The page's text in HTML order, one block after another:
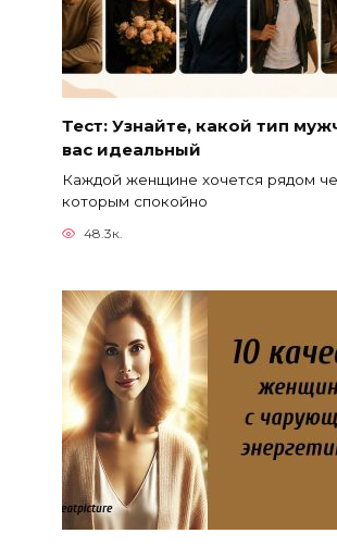
Тест: Узнайте, какой тип
вас идеальный
Каждой женщине хочется рядом
которым спокойно
48.3к.